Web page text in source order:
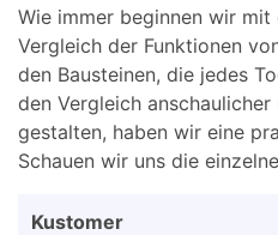
Wie immer beginnen wir
Vergleich der Funktionen
den Bausteinen, die jedes
den Vergleich
gestalten, haben wir eine
Schauen wir uns die
Kustomer